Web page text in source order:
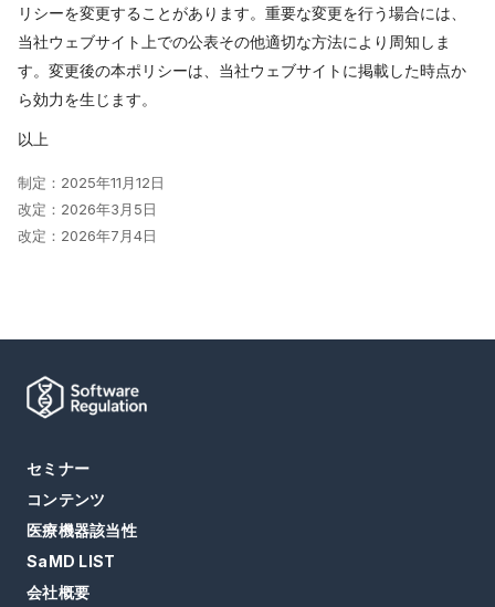
リシーを変更することがあります。重要な変更を行う場合には、
当社ウェブサイト上での公表その他適切な方法により周知しま
す。変更後の本ポリシーは、当社ウェブサイトに掲載した時点か
ら効力を生じます。
以上
制定：2025年11月12日
改定：2026年3月5日
改定：2026年7月4日
セミナー
コンテンツ
医療機器該当性
SaMD LIST
会社概要